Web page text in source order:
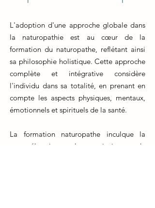
L'adoption d'une approche globale dans
la naturopathie est au cœur de la
formation du naturopathe, reflétant ainsi
sa philosophie holistique. Cette approche
complète et intégrative considère
l'individu dans sa totalité, en prenant en
compte les aspects physiques, mentaux,
émotionnels et spirituels de la santé.
La formation naturopathe inculque la
compréhension des principes de